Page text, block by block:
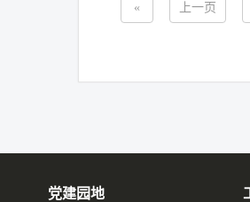
« 上一页
党建园地